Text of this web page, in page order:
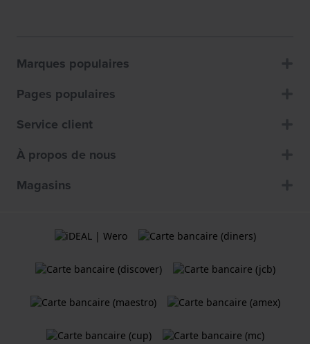
Marques populaires
Pages populaires
Service client
À propos de nous
Magasins